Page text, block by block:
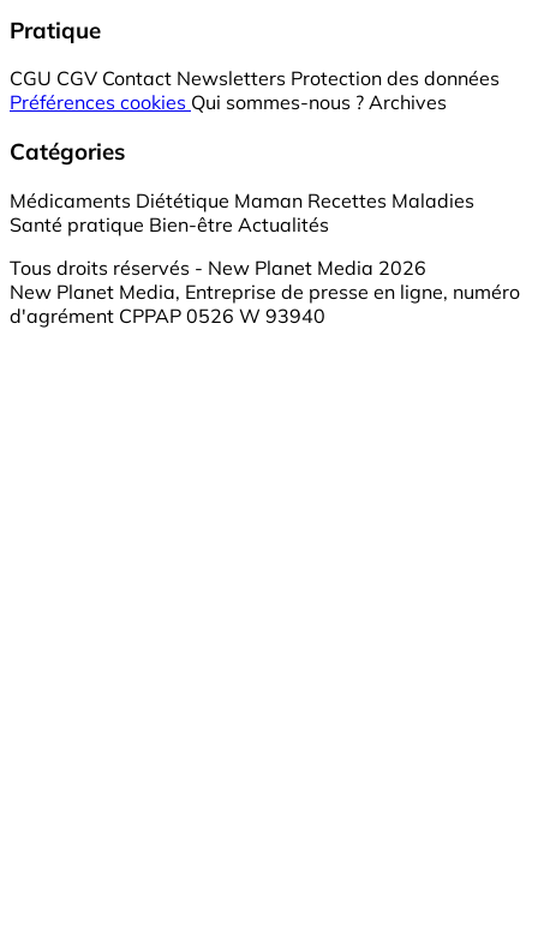
Pratique
CGU CGV Contact Newsletters Protection des données
Préférences cookies Qui sommes-nous ? Archives
Catégories
Médicaments Diététique Maman Recettes Maladies
Santé pratique Bien-être Actualités
Tous droits réservés - New Planet Media 2026
New Planet Media, Entreprise de presse en ligne, numéro
d'agrément CPPAP 0526 W 93940